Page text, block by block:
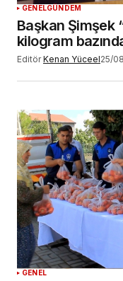
GENELGÜNDEM
Başkan Şimşek
kilogram
Editör Kenan Yüceel25/
GENEL